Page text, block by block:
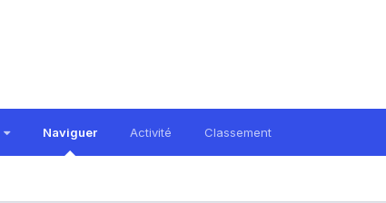
Naviguer Activité Classement